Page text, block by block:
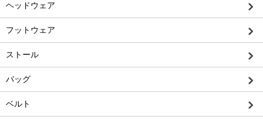
ヘッドウェア
フットウェア
ストール
バッグ
ベルト